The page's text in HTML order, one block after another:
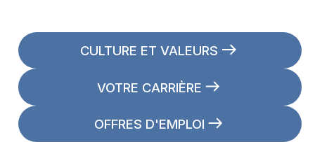
CULTURE ET VALEURS
VOTRE CARRIÈRE
OFFRES D'EMPLOI